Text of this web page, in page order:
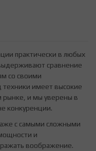
практически в любых
сравнение
со своими
техники имеет высокие
рынке, и мы уверены в
конкуренции.
с самыми сложными
и
воображение.